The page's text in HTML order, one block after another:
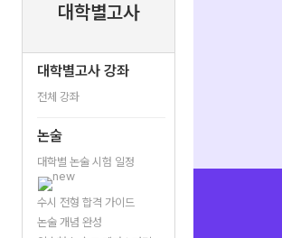
대학별고사
대학별고사 강좌
전체 강좌
논술
대학별 논술 시험 일정
수시 전형 합격 가이드
논술 개념 완성